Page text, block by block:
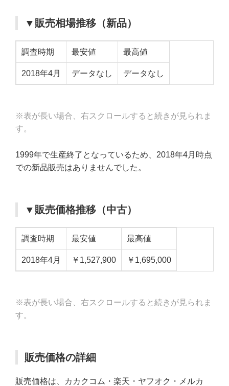
▼販売相場推移（新品）
調査時期 最安値 最高値
2018年4月 データなし データなし
※表が長い場合、右スクロールすると続きが見られま
す。
1999年で生産終了となっているため、2018年4月時点
での新品販売はありませんでした。
▼販売価格推移（中古）
調査時期 最安値 最高値
2018年4月 ￥1,527,900 ￥1,695,000
※表が長い場合、右スクロールすると続きが見られま
す。
販売価格の詳細
販売価格は、カカクコム・楽天・ヤフオク・メルカ